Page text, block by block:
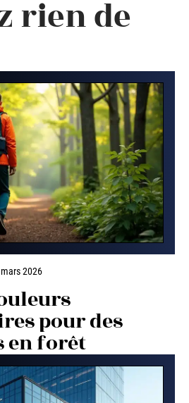
rien de
2026
pour des
en forêt